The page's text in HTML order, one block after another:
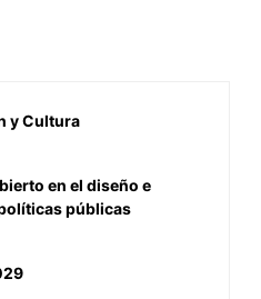
y Cultura
en el diseño e
públicas